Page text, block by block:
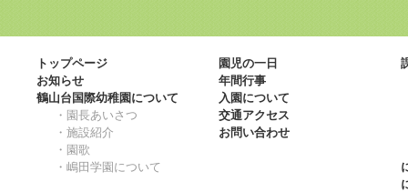
トップページ
お知らせ
鶴山台国際幼稚園について
・園長あいさつ
・施設紹介
・園歌
・嶋田学園について
園児の一日
年間行事
入園について
交通アクセス
お問い合わせ